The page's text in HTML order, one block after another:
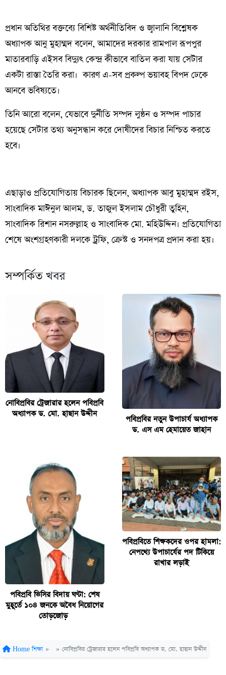
প্রধান অতিথির বক্তব্যে বিশিষ্ট অর্থনীতিবিদ ও জ্বালানি বিশ্লেষক
অধ্যাপক আনু মুহাম্মদ বলেন, আমাদের দরকার রামপাল রূপপুর
মাতারবাড়ি এইসব বিদ্যুৎ কেন্দ্র কীভাবে বাতিল করা যায় সেটার
একটা রাস্তা তৈরি করা। কারণ এ-সব প্রকল্প ভয়াবহ বিপদ ঢেকে
আনবে ভবিষ্যতে।
তিনি আরো বলেন, যেভাবে দুর্নীতি সম্পদ লুন্ঠন ও সম্পদ পাচার
হয়েছে সেটার তথ্য অনুসন্ধান করে দোষীদের বিচার নিশ্চিত করতে
হবে।
এছাড়াও প্রতিযোগিতায় বিচারক ছিলেন, অধ্যাপক আবু মুহাম্মদ রইস,
সাংবাদিক মাঈনুল আলম, ড. তাজুল ইসলাম চৌধুরী তুহিন,
সাংবাদিক রিশান নসরুল্লাহ ও সাংবাদিক মো. মহিউদ্দিন। প্রতিযোগিতা
শেষে অংশগ্রহণকারী দলকে ট্রফি, ক্রেস্ট ও সনদপত্র প্রদান করা হয়।
সম্পর্কিত খবর
নোবিপ্রবির ট্রেজারার হলেন পবিপ্রবি
অধ্যাপক ড. মো. হাছান উদ্দীন
পবিপ্রবির নতুন উপাচার্য অধ্যাপক
ড. এস এম হেমায়েত জাহান
পবিপ্রবি ভিসির বিদায় ঘণ্টা: শেষ
মুহূর্তে ১০৪ জনকে অবৈধ নিয়োগের
তোড়জোড়
পবিপ্রবিতে শিক্ষকদের ওপর হামলা:
নেপথ্যে উপাচার্যের পদ টিকিয়ে
রাখার লড়াই
Home শিক্ষা » » নোবিপ্রবির ট্রেজারার হলেন পবিপ্রবি অধ্যাপক ড. মো. হাছান উদ্দীন